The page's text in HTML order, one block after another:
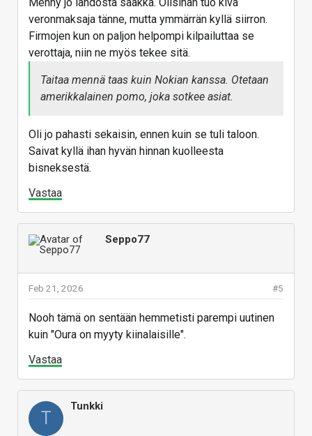
veronmaksaja tänne, mutta ymmärrän kyllä siirron.
Firmojen kun on paljon helpompi kilpailuttaa se
verottaja, niin ne myös tekee sitä.
Taitaa mennä taas kuin Nokian kanssa. Otetaan
amerikkalainen pomo, joka sotkee asiat.
Oli jo pahasti sekaisin, ennen kuin se tuli taloon.
Saivat kyllä ihan hyvän hinnan kuolleesta
bisneksestä.
Vastaa
Seppo77
#5
Feb 21, 2026
Nooh tämä on sentään hemmetisti parempi uutinen
kuin "Oura on myyty kiinalaisille".
Vastaa
T
Tunkki